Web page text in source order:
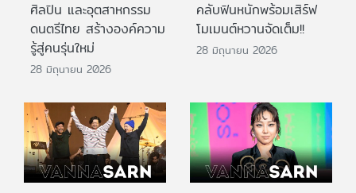
ศิลปิน และอุตสาหกรรม
ดนตรีไทย สร้างองค์ความ
รู้สู่คนรุ่นใหม่
28 มิถุนายน 2026
คลับฟินหนักพร้อมเสิร์ฟ
โมเมนต์หวานจัดเต็ม!!
28 มิถุนายน 2026